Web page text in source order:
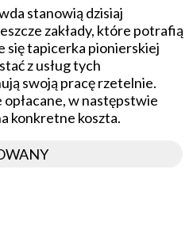
stanowią dzisiaj
zakłady, które potrafią
się tapicerka pionierskiej
z usług tych
swoją pracę rzetelnie.
opłacane, w następstwie
konkretne koszta.